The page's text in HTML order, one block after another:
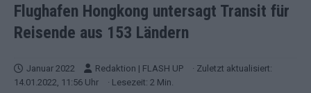
Flughafen Hongkong untersagt Transit für
Reisende aus 153 Ländern
Januar 2022 Redaktion | FLASH UP
· Zuletzt aktualisiert:
14.01.2022, 11:56 Uhr
· Lesezeit: 2 Min.